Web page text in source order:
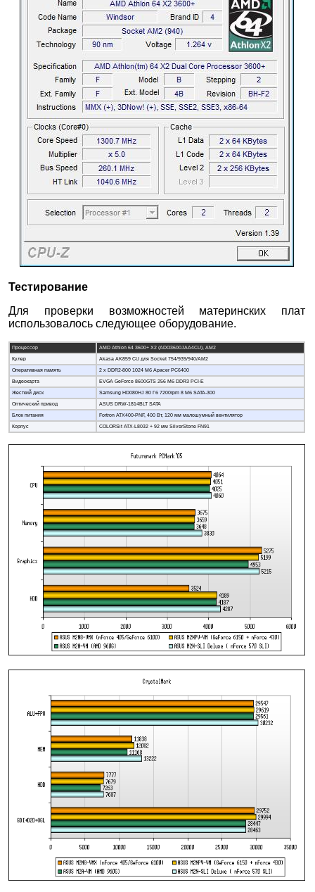
Тестирование
Для проверки возможностей материнских плат
использовалось следующее оборудование.
Процессор
AMD Athlon 64 3600+ X2 (ADO3600JAA4CU), AM2
Кулер
Akasa AK859 CU для Socket 754/939/940/AM2
Оперативная память
2 х DDR2-800 1024 Мб Apacer PC6400
Видеокарта
EVGA GeForce 8600GTS 256 Mб DDR3 PCI-E
Жесткий диск
Samsung HD080HJ 80 Гб 7200rpm 8 Мб SATA-300
Оптический привод
ASUS DRW-1814BLT SATA
Блок питания
Fortron ATX400-PNF, 400 Вт, 120 мм малошумный вентилятор
Корпус
COLORSit ATX-L8032 + 92 мм SilverStone FN91